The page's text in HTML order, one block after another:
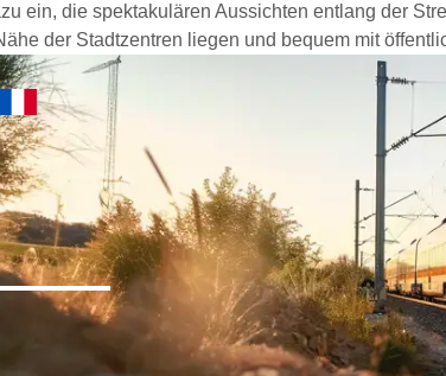
ein, die spektakulären Aussichten entlang der
der Stadtzentren liegen und bequem mit